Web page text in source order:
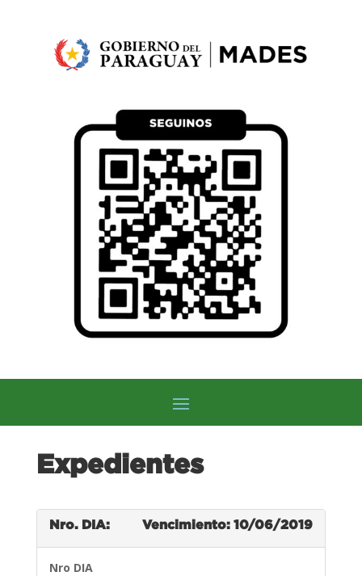
Expedientes
Nro. DIA: Vencimiento: 10/06/2019
Nro DIA